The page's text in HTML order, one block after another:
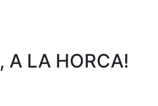
A LA HORCA!